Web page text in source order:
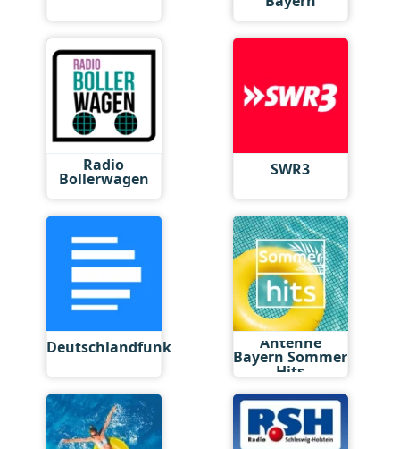
Radio
Bollerwagen SWR3
Deutschlandfunk Antenne
Bayern Sommer
Hits